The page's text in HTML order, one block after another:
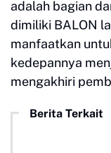
adalah bagian
dimiliki BALON
manfaatkan
kedepannya
mengakhiri
Berita Terkait